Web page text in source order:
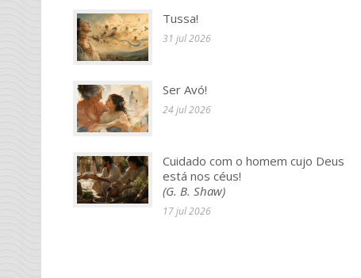
Tussa!
31 jul 2026
Ser Avó!
24 jul 2026
Cuidado com o homem cujo Deus
está nos céus!
(G. B. Shaw)
17 jul 2026